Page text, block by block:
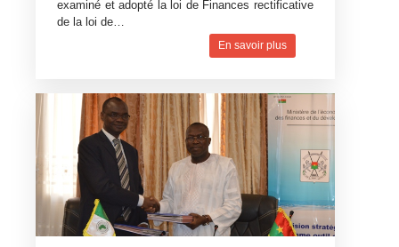
examiné et adopté la loi de Finances rectificative
de la loi de…
En savoir plus